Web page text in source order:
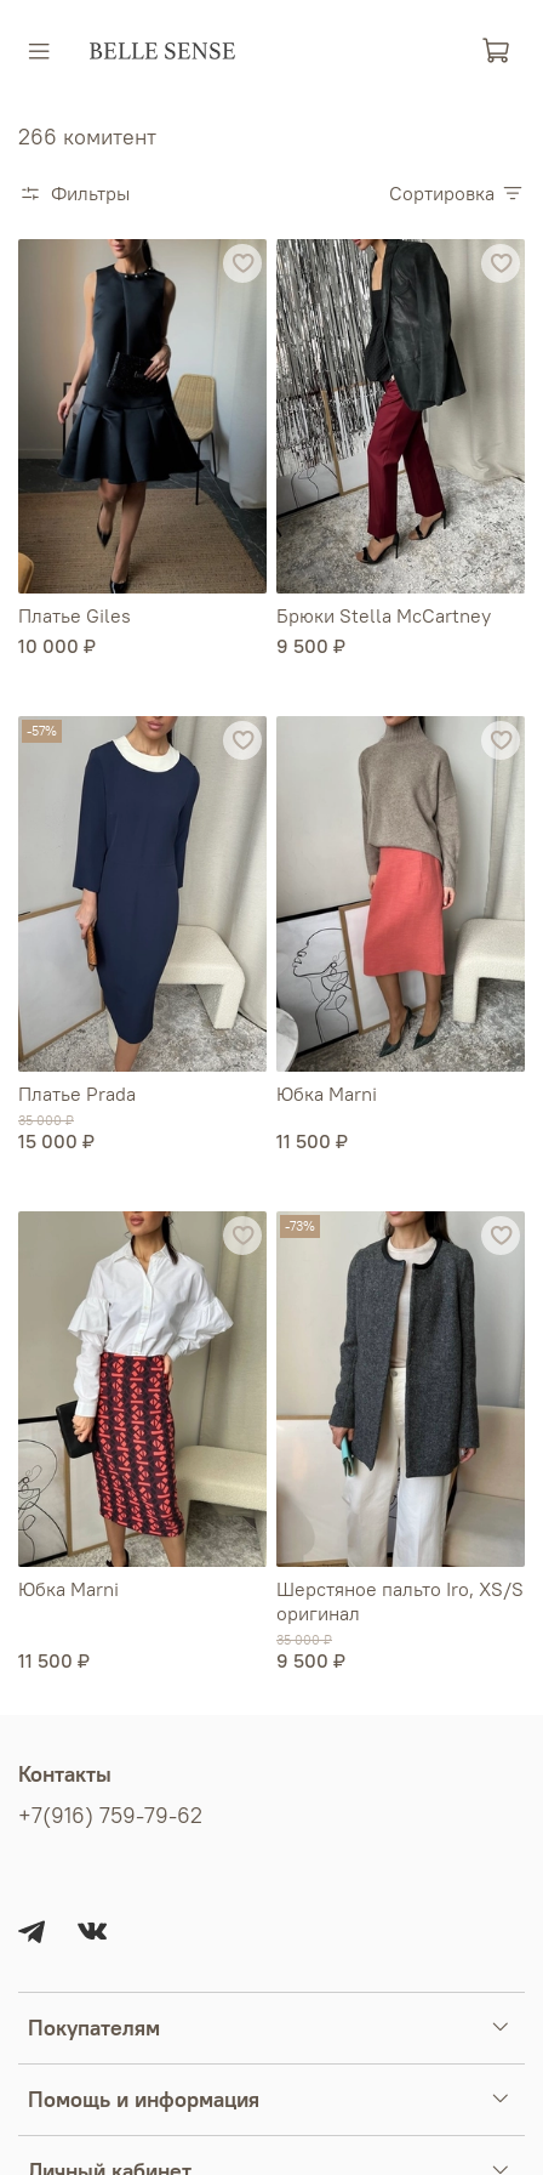
266 комитент
Фильтры Сортировка
Платье Giles
10 000 ₽
Брюки Stella McCartney
9 500 ₽
-57%
Платье Prada
35 000 ₽
15 000 ₽
Юбка Marni
11 500 ₽
Юбка Marni
11 500 ₽
-73%
Шерстяное пальто Iro, XS/S
оригинал
35 000 ₽
9 500 ₽
Покупателям
Помощь и информация
Контакты
+7(916) 759-79-62